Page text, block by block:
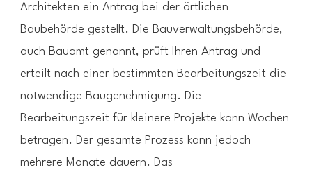
Architekten ein Antrag bei der örtlichen
Baubehörde gestellt. Die Bauverwaltungsbehörde,
auch Bauamt genannt, prüft Ihren Antrag und
erteilt nach einer bestimmten Bearbeitungszeit die
notwendige Baugenehmigung. Die
Bearbeitungszeit für kleinere Projekte kann Wochen
betragen. Der gesamte Prozess kann jedoch
mehrere Monate dauern. Das